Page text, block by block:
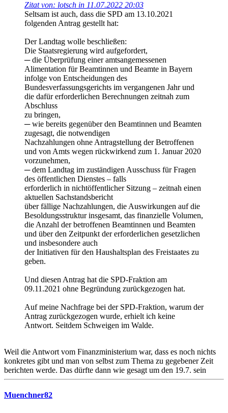
Zitat von: lotsch in 11.07.2022 20:03
Seltsam ist auch, dass die SPD am 13.10.2021
folgenden Antrag gestellt hat:
Der Landtag wolle beschließen:
Die Staatsregierung wird aufgefordert,
─ die Überprüfung einer amtsangemessenen
Alimentation für Beamtinnen und Beamte in Bayern
infolge von Entscheidungen des
Bundesverfassungsgerichts im vergangenen Jahr und
die dafür erforderlichen Berechnungen zeitnah zum
Abschluss
zu bringen,
─ wie bereits gegenüber den Beamtinnen und Beamten
zugesagt, die notwendigen
Nachzahlungen ohne Antragstellung der Betroffenen
und von Amts wegen rückwirkend zum 1. Januar 2020
vorzunehmen,
─ dem Landtag im zuständigen Ausschuss für Fragen
des öffentlichen Dienstes – falls
erforderlich in nichtöffentlicher Sitzung – zeitnah einen
aktuellen Sachstandsbericht
über fällige Nachzahlungen, die Auswirkungen auf die
Besoldungsstruktur insgesamt, das finanzielle Volumen,
die Anzahl der betroffenen Beamtinnen und Beamten
und über den Zeitpunkt der erforderlichen gesetzlichen
und insbesondere auch
der Initiativen für den Haushaltsplan des Freistaates zu
geben.
Und diesen Antrag hat die SPD-Fraktion am
09.11.2021 ohne Begründung zurückgezogen hat.
Auf meine Nachfrage bei der SPD-Fraktion, warum der
Antrag zurückgezogen wurde, erhielt ich keine
Antwort. Seitdem Schweigen im Walde.
Weil die Antwort vom Finanzministerium war, dass es noch nichts
konkretes gibt und man von selbst zum Thema zu gegebener Zeit
berichten werde. Das dürfte dann wie gesagt um den 19.7. sein
Muenchner82